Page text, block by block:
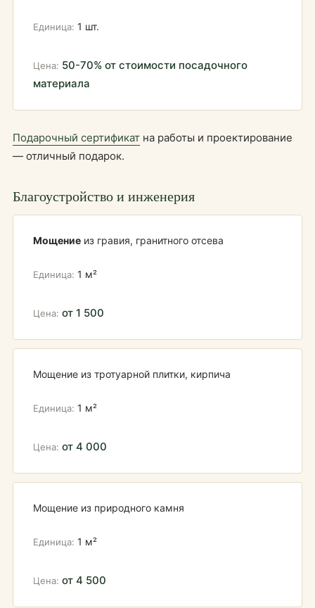
1 шт.
50-70% от стоимости посадочного
материала
Подарочный сертификат на работы и проектирование
— отличный подарок.
Благоустройство и инженерия
Мощение из гравия, гранитного отсева
1 м²
от 1 500
Мощение из тротуарной плитки, кирпича
1 м²
от 4 000
Мощение из природного камня
1 м²
от 4 500